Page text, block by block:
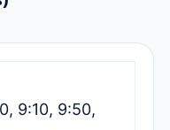
9:10, 9:50,